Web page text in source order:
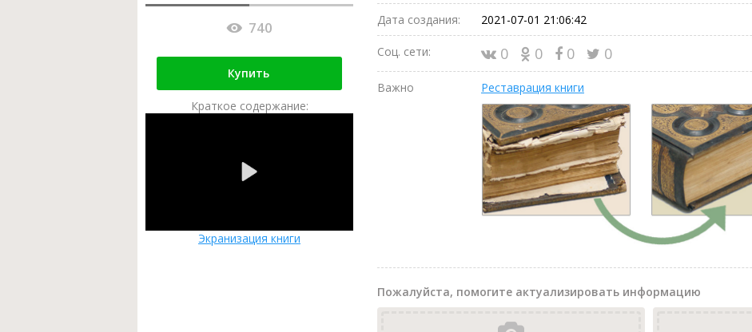
740
Купить
Краткое содержание:
Экранизация книги
Дата создания: 2021-07-01 21:06:42
Соц. сети: 0 0 0 0
Важно Реставрация книги
Пожалуйста, помогите актуализировать информацию